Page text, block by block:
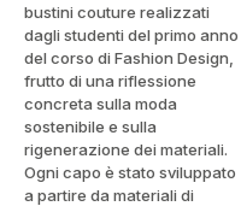
bustini couture realizzati
dagli studenti del primo anno
del corso di Fashion Design,
frutto di una riflessione
concreta sulla moda
sostenibile e sulla
rigenerazione dei materiali.
Ogni capo è stato sviluppato
a partire da materiali di